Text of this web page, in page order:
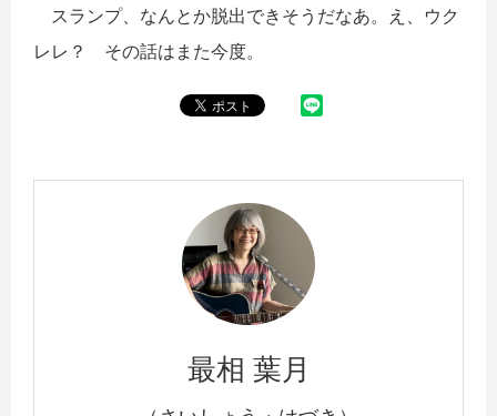
スランプ、なんとか脱出できそうだなあ。え、ウク
レレ？ その話はまた今度。
最相 葉月